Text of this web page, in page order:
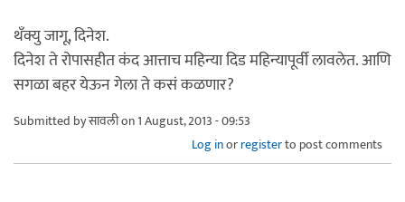
थँक्यु जागू, दिनेश.
दिनेश ते रोपासहीत कंद आत्ताच महिन्या दिड महिन्यापूर्वी लावलेत. आणि
सगळा बहर येऊन गेला ते कसं कळणार?
Submitted byसावलीon 1 August, 2013 - 09:53
Log inorregisterto post comments